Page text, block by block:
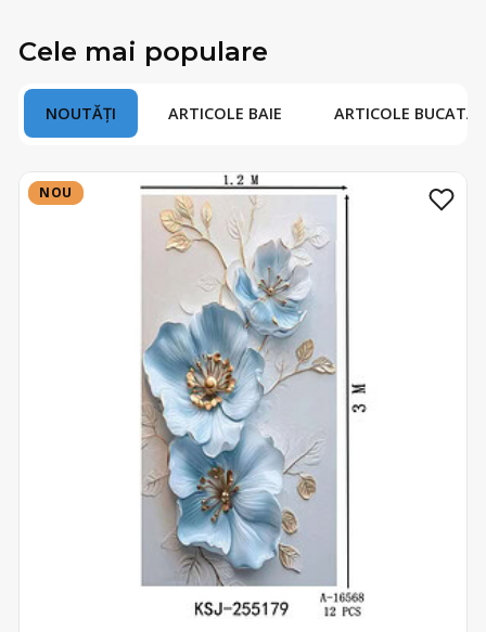
Cele mai populare
NOUTĂȚI ARTICOLE BAIE ARTICOLE
NOU
NOU